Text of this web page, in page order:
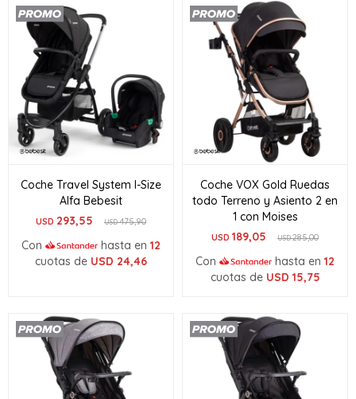
Coche Travel System I-Size
Alfa Bebesit
USD 293,55 USD475,90
Con hasta en 12
cuotas de USD 24,46
Coche VOX Gold Ruedas
todo Terreno y Asiento 2 en
1 con Moises
USD 189,05 USD285,00
Con hasta en 12
cuotas de USD 15,75